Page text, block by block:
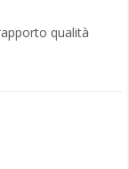
qualità